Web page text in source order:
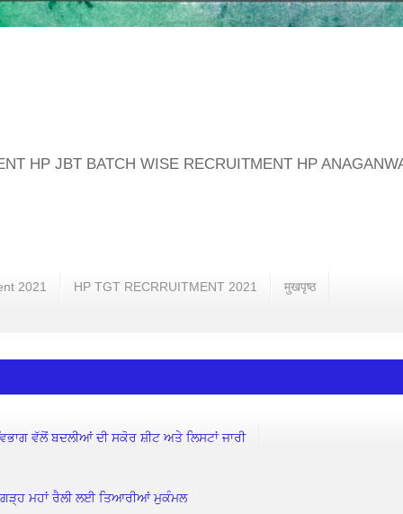
HP JBT BATCH WISE RECRUITMENT HP
2021 HP TGT RECRRUITMENT 2021 मुखपृष्ठ
ਵੱਲੋਂ ਬਦਲੀਆਂ ਦੀ ਸਕੋਰ ਸ਼ੀਟ ਅਤੇ ਲਿਸਟਾਂ ਜਾਰੀ
ਮਹਾਂ ਰੈਲੀ ਲਈ ਤਿਆਰੀਆਂ ਮੁਕੰਮਲ